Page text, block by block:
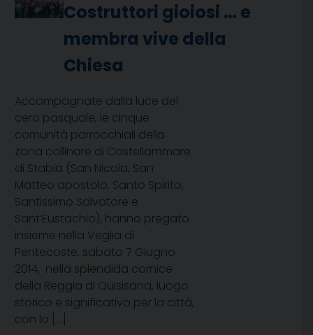
Costruttori gioiosi … e
membra vive della
Chiesa
Accompagnate dalla luce del
cero pasquale, le cinque
comunità parrocchiali della
zona collinare di Castellammare
di Stabia (San Nicola, San
Matteo apostolo, Santo Spirito,
Santissimo Salvatore e
Sant’Eustachio), hanno pregato
insieme nella Veglia di
Pentecoste, sabato 7 Giugno
2014, nella splendida cornice
della Reggia di Quisisana, luogo
storico e significativo per la città,
con lo […]